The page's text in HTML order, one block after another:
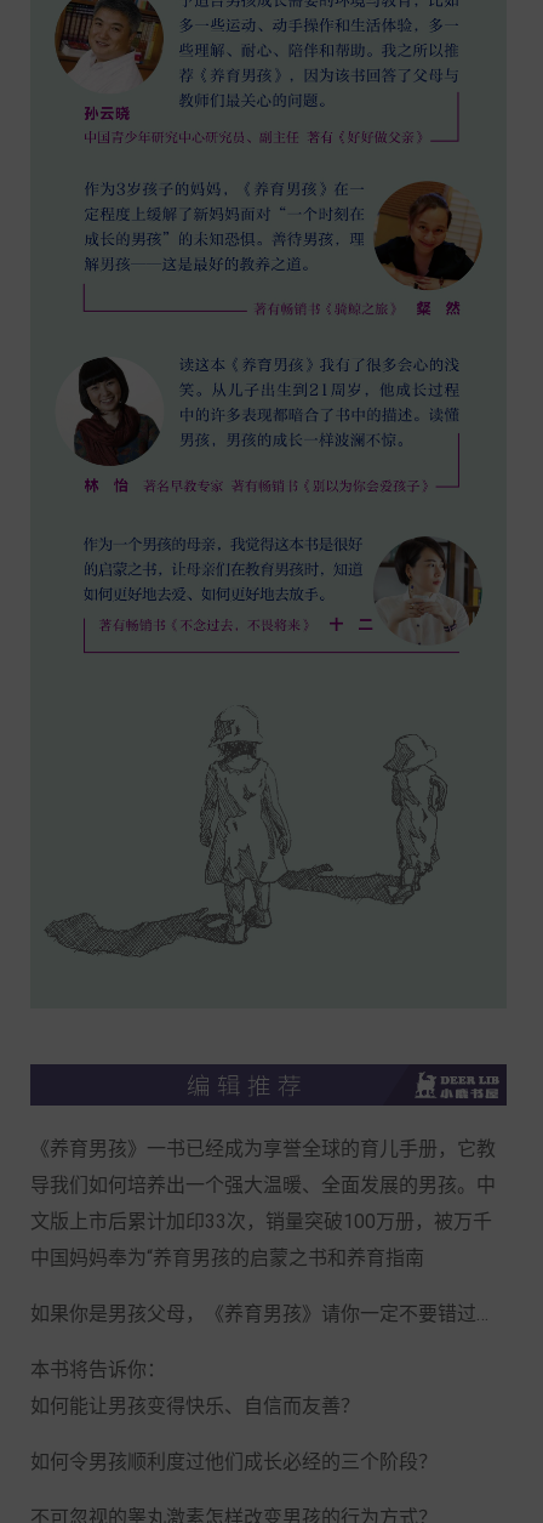
《养育男孩》一书已经成为享誉全球的育儿手册，它教
导我们如何培养出一个强大温暖、全面发展的男孩。中
文版上市后累计加印33次，销量突破100万册，被万千
中国妈妈奉为“养育男孩的启蒙之书和养育指南
如果你是男孩父母，《养育男孩》请你一定不要错过…
本书将告诉你：
如何能让男孩变得快乐、自信而友善？
如何令男孩顺利度过他们成长必经的三个阶段？
不可忽视的睾丸激素怎样改变男孩的行为方式？